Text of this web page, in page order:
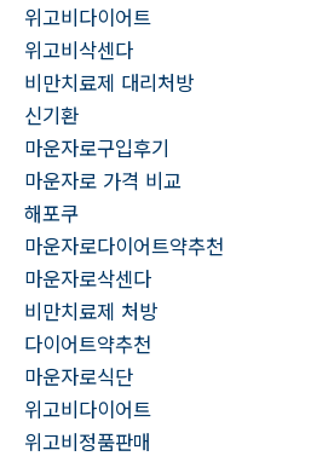
위고비다이어트
위고비삭센다
비만치료제 대리처방
신기환
마운자로구입후기
마운자로 가격 비교
해포쿠
마운자로다이어트약추천
마운자로삭센다
비만치료제 처방
다이어트약추천
마운자로식단
위고비다이어트
위고비정품판매